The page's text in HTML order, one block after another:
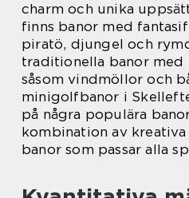
charm och unika
finns banor med
piratö, djungel och
traditionella banor med
såsom vindmöllor och
minigolfbanor i
på några populära
kombination av
banor som passar alla